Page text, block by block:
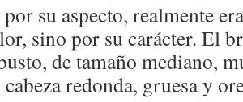
su aspecto, realmente
sino por su carácter. El
de tamaño mediano,
redonda, gruesa y